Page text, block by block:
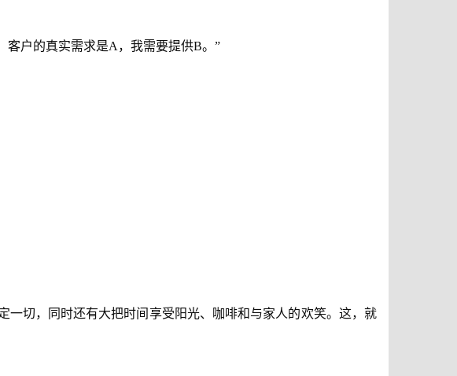
客户的真实需求是A，我需要提供B。”
一切，同时还有大把时间享受阳光、咖啡和与家人的欢笑。这，就